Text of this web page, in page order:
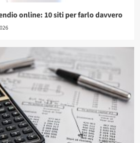
online: 10 siti per farlo davvero